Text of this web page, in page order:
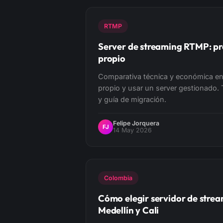
RTMP
Server de streaming RTMP:
propio
Comparativa técnica y económica
propio y usar un server gestionado.
y guía de migración.
FJ
Felipe Jorquera
14 May 2026
Colombia
Cómo elegir servidor de
Medellín y Cali